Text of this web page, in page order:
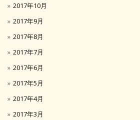
2017年10月
2017年9月
2017年8月
2017年7月
2017年6月
2017年5月
2017年4月
2017年3月